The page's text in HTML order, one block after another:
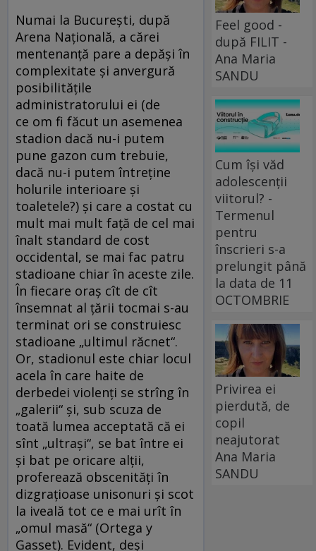
Numai la București, după
Arena Națională, a cărei
mentenanță pare a depăși în
complexitate și anvergură
posibilitățile
administratorului ei (de
ce om fi făcut un asemenea
stadion dacă nu-i putem
pune gazon cum trebuie,
dacă nu-i putem întreține
holurile interioare și
toaletele?) și care a costat cu
mult mai mult față de cel mai
înalt standard de cost
occidental, se mai fac patru
stadioane chiar în aceste zile.
În fiecare oraș cît de cît
însemnat al țării tocmai s-au
terminat ori se construiesc
stadioane „ultimul răcnet“.
Or, stadionul este chiar locul
acela în care haite de
derbedei violenți se strîng în
„galerii“ și, sub scuza de
toată lumea acceptată că ei
sînt „ultrași“, se bat între ei
și bat pe oricare alții,
proferează obscenități în
dizgrațioase unisonuri și scot
la iveală tot ce e mai urît în
„omul masă“ (Ortega y
Gasset). Evident, deși
Feel good -
după FILIT -
Ana Maria
SANDU
Cum își văd
adolescenții
viitorul? -
Termenul
pentru
înscrieri s-a
prelungit până
la data de 11
OCTOMBRIE
Privirea ei
pierdută, de
copil
neajutorat
Ana Maria
SANDU